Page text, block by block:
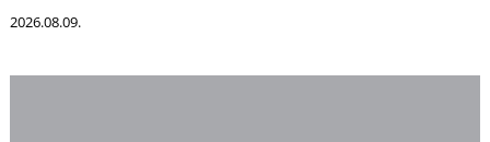
2026.08.09.